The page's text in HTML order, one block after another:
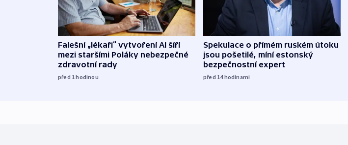
Falešní „lékaři“ vytvoření AI šíří
mezi staršími Poláky nebezpečné
zdravotní rady
před 1hodinou
Spekulace o přímém ruském útoku
jsou pošetilé, míní estonský
bezpečnostní expert
před 14hodinami